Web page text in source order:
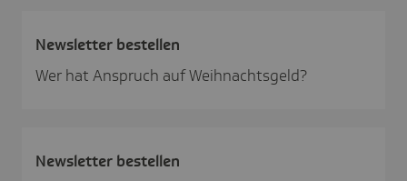
News­letter bestellen
Wer hat Anspruch auf Weihnachtsgeld?
News­letter bestellen